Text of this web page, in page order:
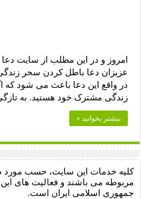
امروز و در این مطلب از سایت
عزیزان دعا باطل کردن سحر زندگی
در واقع این دعا باعث می شود که
زندگی مشترک خود هستید. به
بیشتر بخوانید »
کلیه خدمات این سایت، حسب مورد
مربوطه می باشند و فعالیت های
جمهوری اسلامی ایران است.